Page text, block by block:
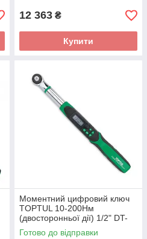
12 363 ₴
Купити
Моментний цифровий ключ
TOPTUL 10-200Нм
(двосторонньої дії) 1/2" DT-
200I4
Готово до відправки